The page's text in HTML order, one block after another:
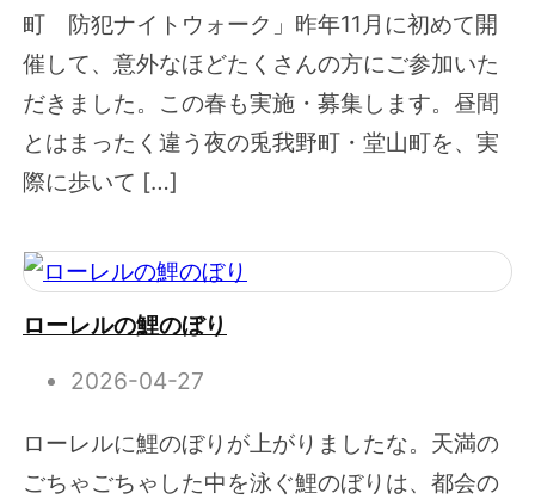
町 防犯ナイトウォーク」昨年11月に初めて開
催して、意外なほどたくさんの方にご参加いた
だきました。この春も実施・募集します。昼間
とはまったく違う夜の兎我野町・堂山町を、実
際に歩いて […]
ローレルの鯉のぼり
2026-04-27
ローレルに鯉のぼりが上がりましたな。天満の
ごちゃごちゃした中を泳ぐ鯉のぼりは、都会の